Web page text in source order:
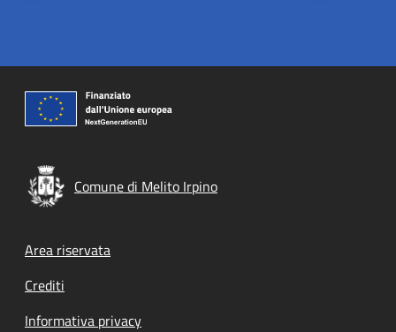
Comune di Melito Irpino
Footer menu
Area riservata
Crediti
Informativa privacy